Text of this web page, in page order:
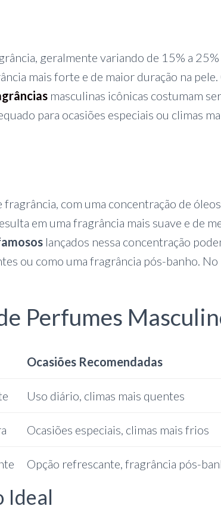
geralmente variando de 15% a 25%
mais forte e de maior duração na pele.
masculinas icônicas costumam ser
para ocasiões especiais ou climas
com uma concentração de óleos
em uma fragrância mais suave e de
lançados nessa concentração
ou como uma fragrância pós-banho. No
Perfumes
Ocasiões Recomendadas
Uso diário, climas mais quentes
Ocasiões especiais, climas mais frios
Opção refrescante, fragrância pós-
Ideal